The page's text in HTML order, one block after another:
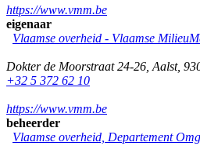
https://www.vmm.be
eigenaar
Vlaamse overheid - Vlaamse
Dokter de Moorstraat 24-26 Aalst,
+32 5 372 62 10
https://www.vmm.be
beheerder
Vlaamse overheid, Departement